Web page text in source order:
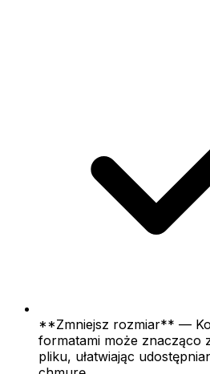
**Zmniejsz rozmiar** —
formatami może znacząco
pliku, ułatwiając